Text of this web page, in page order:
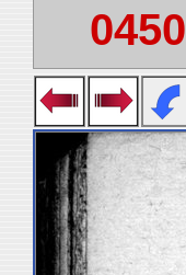
0450